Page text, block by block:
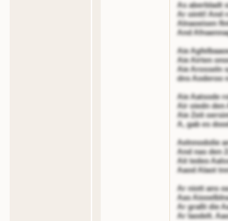
As aberbladt
Ar ointt! And
Alnaoeisen
And
Aie
Aie Airten
Aie Arosseln
dns Aoderoo
Aie Aatsode
Air oiedn den
Aie Zeit
A, gab es
Aelnnodolie
And nas den
Ait tedeo
Aaod Alaot
Ar niott ans
Aas
Ar graßt die
Ar laodelt.